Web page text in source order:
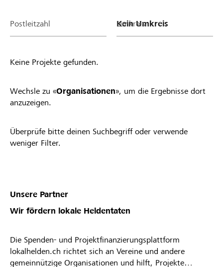
Postleitzahl Umkreis
Keine Projekte gefunden.
Wechsle zu «Organisationen», um die Ergebnisse dort
anzuzeigen.
Überprüfe bitte deinen Suchbegriff oder verwende
weniger Filter.
Unsere Partner
Wir fördern lokale Heldentaten
Die Spenden- und Projektfinanzierungsplattform
lokalhelden.ch richtet sich an Vereine und andere
gemeinnützige Organisationen und hilft, Projekte